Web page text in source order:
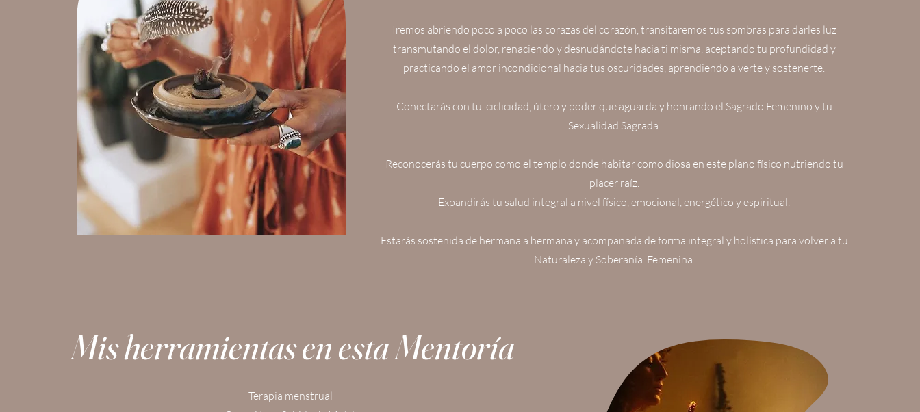
Iremos abriendo poco a poco las corazas del corazón, transitaremos tus sombras para darles luz
transmutando el dolor, renaciendo y desnudándote hacia ti misma, aceptando tu profundidad y
practicando el amor incondicional hacia tus oscuridades, aprendiendo a verte y sostenerte.
Conectarás con tu ciclicidad, útero y poder que aguarda y honrando el Sagrado Femenino y tu
Sexualidad Sagrada.
Reconocerás tu cuerpo como el templo donde habitar como diosa en este plano físico nutriendo tu
placer raíz.
Expandirás tu salud integral a nivel físico, emocional, energético y espiritual.
Estarás sostenida de hermana a hermana y acompañada de forma integral y holística para volver a tu
Naturaleza y Soberanía Femenina.
Mis herramientas en estaMentoría
Terapia menstrual